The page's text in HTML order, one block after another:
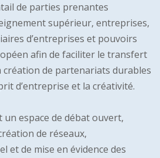
de parties prenantes
supérieur, entreprises,
d’entreprises et pouvoirs
afin de faciliter le transfert
création de partenariats durables
d’entreprise et la créativité.
espace de débat ouvert,
de réseaux,
et de mise en évidence des